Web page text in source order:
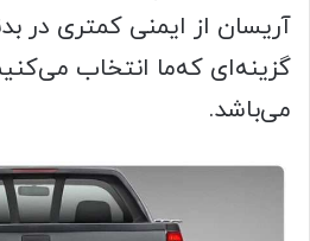
آریسان از ایمنی کمتری در
گزینه‌ای که‌ما انتخاب
می‌باشد.